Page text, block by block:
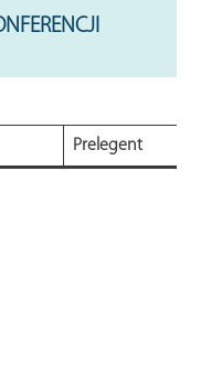
Prelegent